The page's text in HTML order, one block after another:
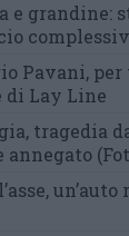
e grandine:
Pavani, per
di Lay Line
tragedia
annegato